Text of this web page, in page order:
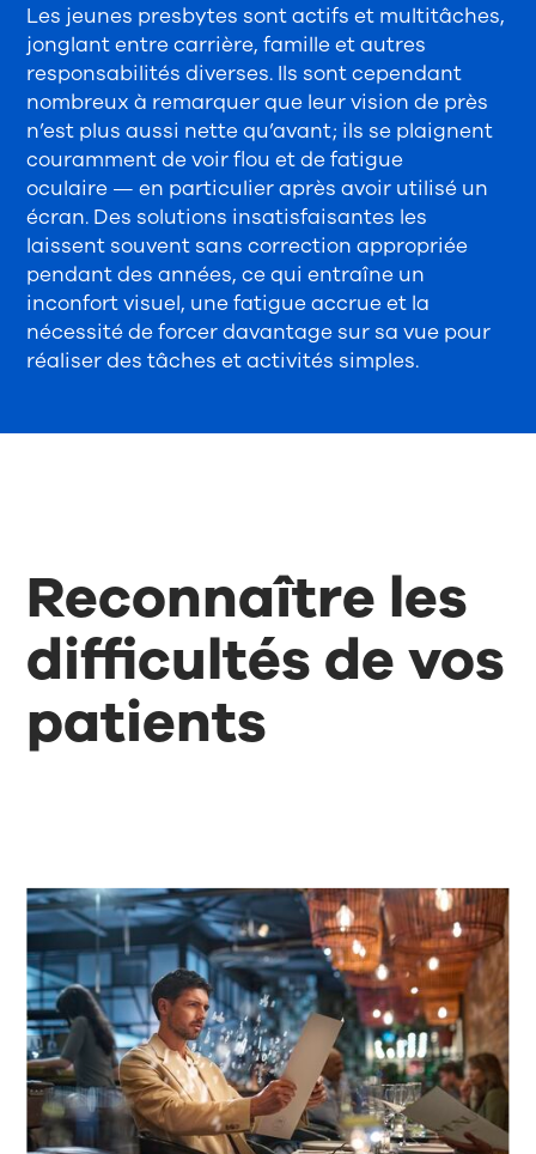
Les jeunes presbytes sont actifs et multitâches,
jonglant entre carrière, famille et autres
responsabilités diverses. Ils sont cependant
nombreux à remarquer que leur vision de près
n’est plus aussi nette qu’avant; ils se plaignent
couramment de voir flou et de fatigue
oculaire — en particulier après avoir utilisé un
écran. Des solutions insatisfaisantes les
laissent souvent sans correction appropriée
pendant des années, ce qui entraîne un
inconfort visuel, une fatigue accrue et la
nécessité de forcer davantage sur sa vue pour
réaliser des tâches et activités simples.
Reconnaître les
difficultés de vos
patients